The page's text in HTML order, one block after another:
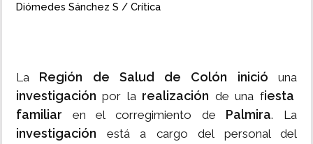
Diómedes Sánchez S / Crítica
La Región de Salud de Colón inició una
investigación por la realización de una fiesta
familiar en el corregimiento de Palmira. La
investigación está a cargo del personal del